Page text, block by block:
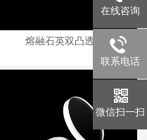
熔融石英双凸透镜
在线咨询
联系电话
微信扫一扫